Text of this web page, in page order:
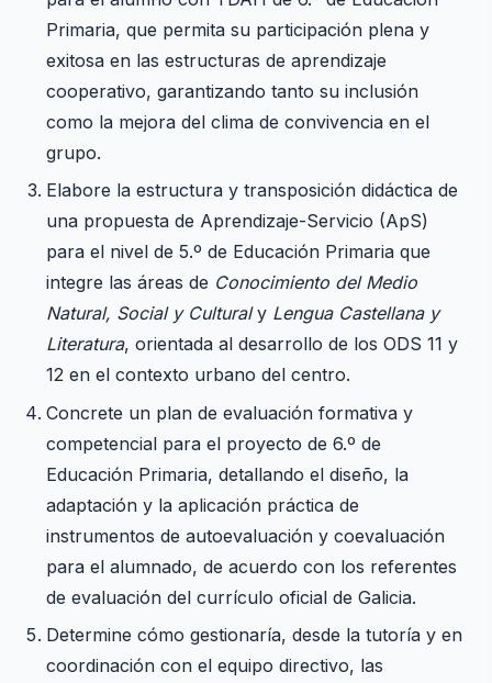
Primaria, que permita su participación plena y
exitosa en las estructuras de aprendizaje
cooperativo, garantizando tanto su inclusión
como la mejora del clima de convivencia en el
grupo.
Elabore la estructura y transposición didáctica de
una propuesta de Aprendizaje-Servicio (ApS)
para el nivel de 5.º de Educación Primaria que
integre las áreas de Conocimiento del Medio
Natural, Social y Culturaly Lengua Castellana y
Literatura, orientada al desarrollo de los ODS 11 y
12 en el contexto urbano del centro.
Concrete un plan de evaluación formativa y
competencial para el proyecto de 6.º de
Educación Primaria, detallando el diseño, la
adaptación y la aplicación práctica de
instrumentos de autoevaluación y coevaluación
para el alumnado, de acuerdo con los referentes
de evaluación del currículo oficial de Galicia.
Determine cómo gestionaría, desde la tutoría y en
coordinación con el equipo directivo, las